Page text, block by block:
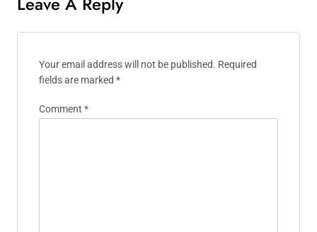
Your email address will not be published. Required
fields are marked *
Comment *